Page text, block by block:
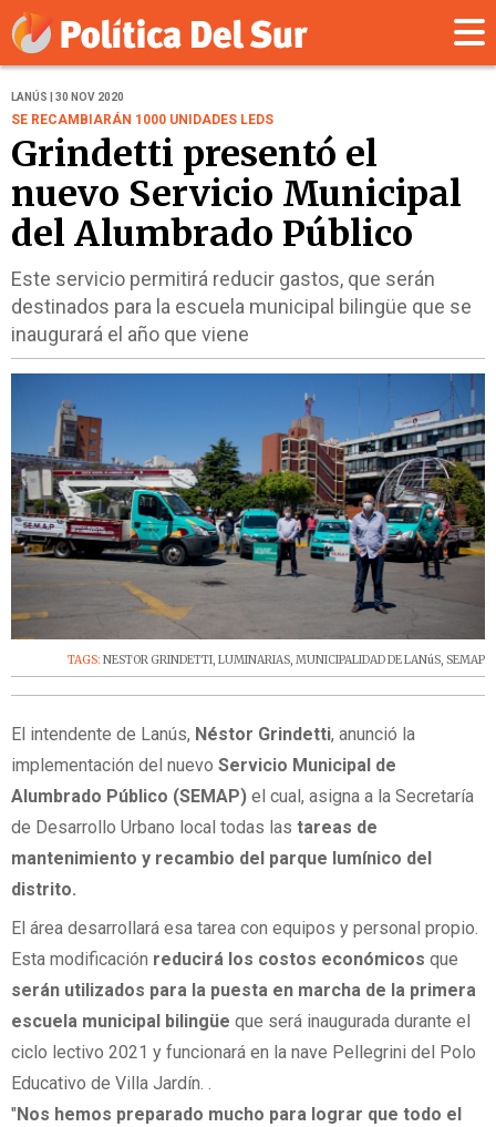
LANÚS | 30 NOV 2020
SE RECAMBIARÁN 1000 UNIDADES LEDS
Grindetti presentó el
nuevo Servicio Municipal
del Alumbrado Público
Este servicio permitirá reducir gastos, que serán
destinados para la escuela municipal bilingüe que se
inaugurará el año que viene
TAGS: NESTOR GRINDETTI, LUMINARIAS, MUNICIPALIDAD DE LANúS, SEMAP
El intendente de Lanús, Néstor Grindetti, anunció la
implementación del nuevo Servicio Municipal de
Alumbrado Público (SEMAP) el cual, asigna a la Secretaría
de Desarrollo Urbano local todas las tareas de
mantenimiento y recambio del parque lumínico del
distrito.
El área desarrollará esa tarea con equipos y personal propio.
Esta modificación reducirá los costos económicos que
serán utilizados para la puesta en marcha de la primera
escuela municipal bilingüe que será inaugurada durante el
ciclo lectivo 2021 y funcionará en la nave Pellegrini del Polo
Educativo de Villa Jardín. .
" Nos hemos preparado mucho para lograr que todo el